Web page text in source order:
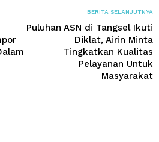
BERITA SELANJUTNYA
Puluhan ASN di Tangsel Ikuti
Diklat, Airin Minta
Tingkatkan Kualitas
Pelayanan Untuk
Masyarakat